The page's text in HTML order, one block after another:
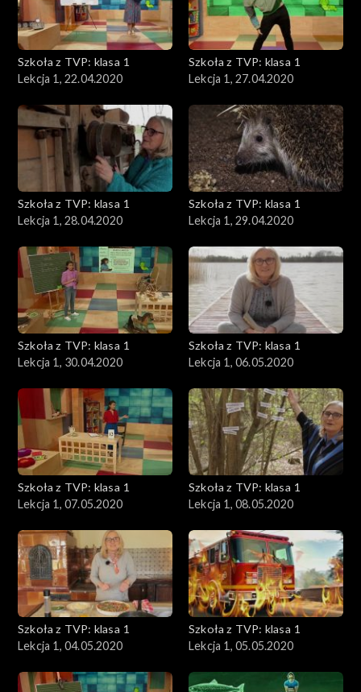
Szkoła z TVP: klasa 1
Lekcja 1, 22.04.2020
Szkoła z TVP: klasa 1
Lekcja 1, 27.04.2020
Szkoła z TVP: klasa 1
Lekcja 1, 28.04.2020
Szkoła z TVP: klasa 1
Lekcja 1, 29.04.2020
Szkoła z TVP: klasa 1
Lekcja 1, 30.04.2020
Szkoła z TVP: klasa 1
Lekcja 1, 06.05.2020
Szkoła z TVP: klasa 1
Lekcja 1, 07.05.2020
Szkoła z TVP: klasa 1
Lekcja 1, 08.05.2020
Szkoła z TVP: klasa 1
Lekcja 1, 04.05.2020
Szkoła z TVP: klasa 1
Lekcja 1, 05.05.2020